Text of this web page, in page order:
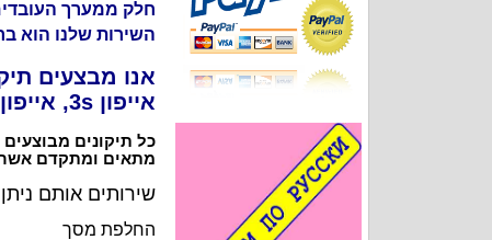
חלק ממערך
השירות שלנו הוא
אייפון 3s, אייפון 4, אייפון 4s.
כל תיקונים
מתאים ומתקדם אשר
שירותים אותם
החלפת מסך